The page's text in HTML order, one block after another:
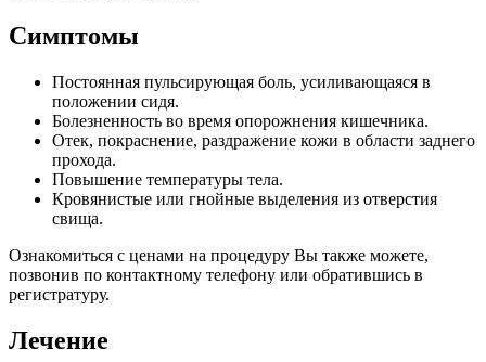
Симптомы
Постоянная пульсирующая боль, усиливающаяся в
положении сидя.
Болезненность во время опорожнения кишечника.
Отек, покраснение, раздражение кожи в области заднего
прохода.
Повышение температуры тела.
Кровянистые или гнойные выделения из отверстия
свища.
Ознакомиться с ценами на процедуру Вы также можете,
позвонив по контактному телефону или обратившись в
регистратуру.
Лечение